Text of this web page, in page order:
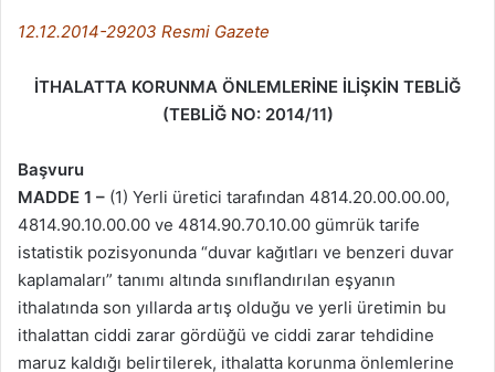
12.12.2014-29203 Resmi Gazete
İTHALATTA KORUNMA ÖNLEMLERİNE İLİŞKİN TEBLİĞ
(TEBLİĞ NO: 2014/11)
Başvuru
MADDE 1 – (1) Yerli üretici tarafından 4814.20.00.00.00,
4814.90.10.00.00 ve 4814.90.70.10.00 gümrük tarife
istatistik pozisyonunda “duvar kağıtları ve benzeri duvar
kaplamaları” tanımı altında sınıflandırılan eşyanın
ithalatında son yıllarda artış olduğu ve yerli üretimin bu
ithalattan ciddi zarar gördüğü ve ciddi zarar tehdidine
maruz kaldığı belirtilerek, ithalatta korunma önlemlerine